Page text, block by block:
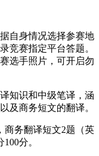
自身情况选择参赛地
竞赛指定平台答题。
选手照片，可开启勿
知识和中级笔译，涵
及商务短文的翻译。
商务翻译短文2题（英
分。